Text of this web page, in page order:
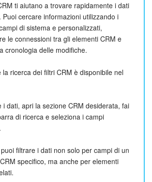
ti aiutano a trovare rapidamente i dati
Puoi cercare informazioni utilizzando i
di sistema e personalizzati,
le connessioni tra gli elementi CRM e
cronologia delle modifiche.
la ricerca dei filtri CRM è disponibile nel
i dati, apri la sezione CRM desiderata, fai
di ricerca e seleziona i campi
filtrare i dati non solo per campi di un
specifico, ma anche per elementi